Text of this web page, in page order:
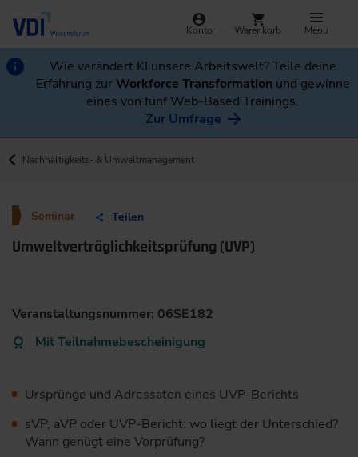
Konto Warenkorb Menü
Wie verändert KI unsere Arbeitswelt? Teile deine
Erfahrung zurWorkforce Transformation und gewinne
eines von fünf Web-Based Trainings.
Zur Umfrage
Nachhaltigkeits- & Umweltmanagement
Seminar Teilen
Umweltverträglichkeitsprüfung (UVP)
Veranstaltungsnummer: 06SE182
Mit Teilnahmebescheinigung
Ursprünge und Adressaten eines UVP-Berichts
sVP, aVP oder UVP-Bericht: wo liegt der Unterschied?
Wann genügt eine Vorprüfung?